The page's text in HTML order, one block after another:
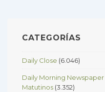
CATEGORÍAS
Daily Close (6.046)
Daily Morning
Matutinos (3.352)